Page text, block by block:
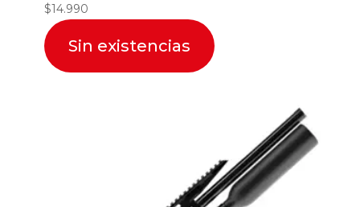
$14.990
Sin existencias